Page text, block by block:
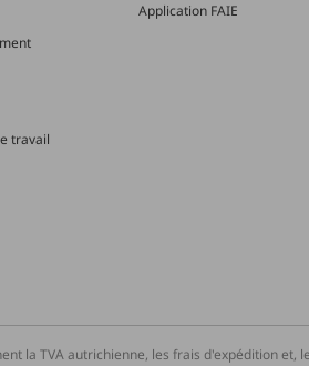
travail
Application FAIE
la TVA autrichienne, les frais d'expédition